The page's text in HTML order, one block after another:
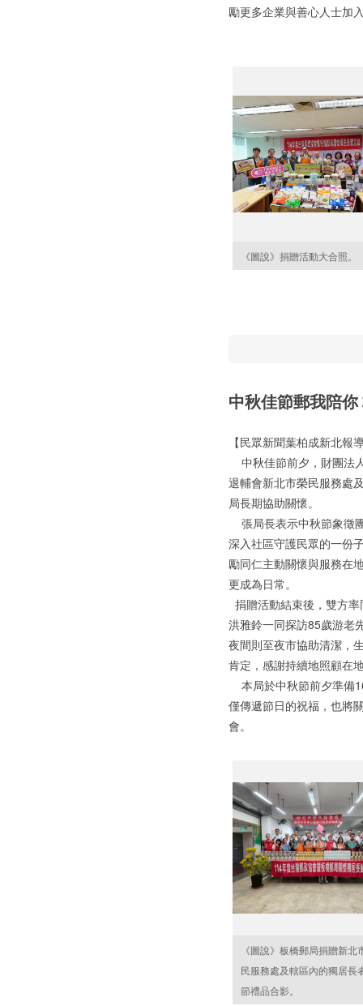
勵更多企業與善心人士加
《圖說》捐贈活動大合照。
中秋佳節郵我陪
【民眾新聞葉柏成新北報
中秋佳節前夕，財團法
退輔會新北市榮民服務處
局長期協助關懷。
張局長表示中秋節象徵
深入社區守護民眾的一份
勵同仁主動關懷與服務在
更成為日常。
捐贈活動結束後，雙方
洪雅鈴一同探訪85歲游老
夜間則至夜市協助清潔，
肯定，感謝持續地照顧在
本局於中秋節前夕準備
僅傳遞節日的祝福，也將
會。
《圖說》板橋郵局捐贈新北
民服務處及轄區內的獨居長
節禮品合影。